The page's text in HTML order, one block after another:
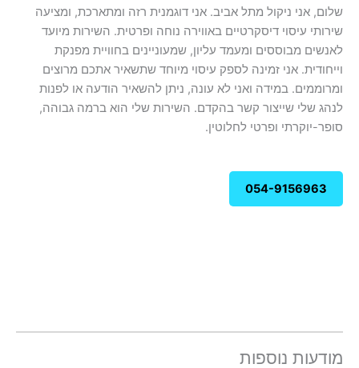
שלום, אני ניקול מתל אביב. אני דוגמנית רזה ומתארכת, ומציעה
שירותי עיסוי דיסקרטיים באווירה נוחה ופרטית. השירות מיועד
לאנשים מבוססים ומעמד עליון, שמעוניינים בחוויית מפנקת
וייחודית. אני זמינה לספק עיסוי מיוחד שתשאיר אתכם מרוצים
ומרוממים. במידה ואני לא עונה, ניתן להשאיר הודעה או לפנות
לנהג שלי שייצור קשר בהקדם. השירות שלי הוא ברמה גבוהה,
סופר-יוקרתי ופרטי לחלוטין.
054-9156963
מודעות נוספות